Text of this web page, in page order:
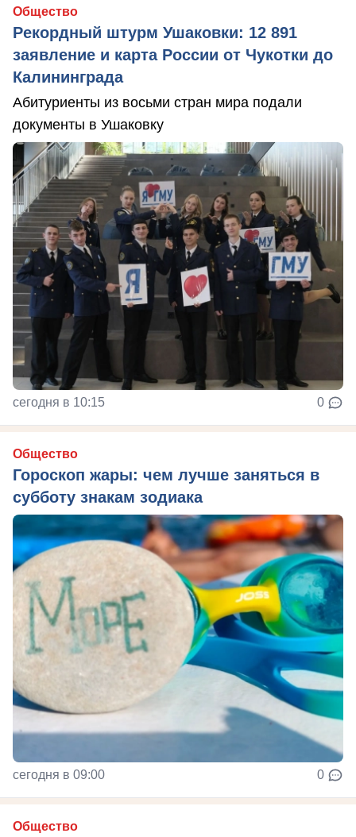
Общество
Рекордный штурм Ушаковки: 12 891
заявление и карта России от Чукотки до
Калининграда
Абитуриенты из восьми стран мира подали
документы в Ушаковку
сегодня в 10:15 0
Общество
Гороскоп жары: чем лучше заняться в
субботу знакам зодиака
сегодня в 09:00 0
Общество